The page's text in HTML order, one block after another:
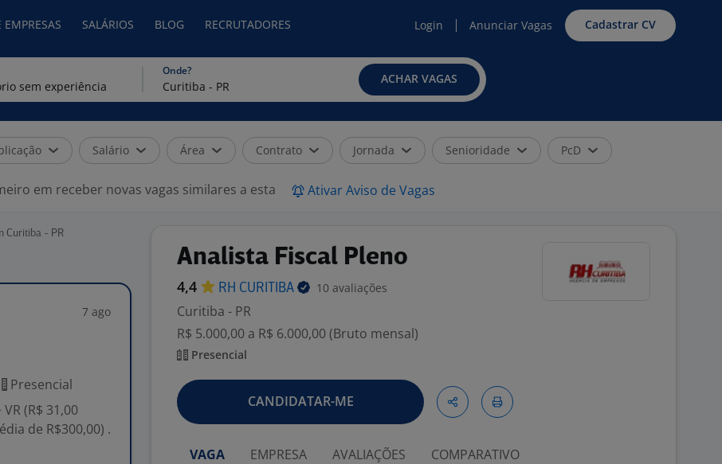
SALÁRIOS BLOG RECRUTADORES Login Anunciar Vagas Cadastrar CV
Onde?
ACHAR VAGAS
Salário Área Contrato Jornada Senioridade PcD
em receber novas vagas similares a esta Ativar Aviso de Vagas
Curitiba - PR
7 ago
Presencial
VR (R$ 31,00
de R$300,00) .
Analista Fiscal Pleno
4,4 RH CURITIBA 10 avaliações
Curitiba - PR
R$ 5.000,00 a R$ 6.000,00 (Bruto mensal)
Presencial
CANDIDATAR-ME
VAGA EMPRESA AVALIAÇÕES COMPARATIVO